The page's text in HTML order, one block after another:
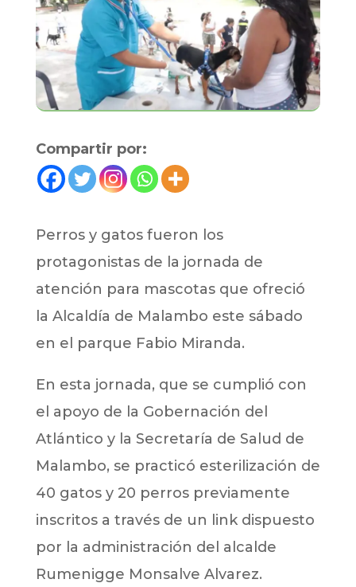
Compartir por:
Perros y gatos fueron los
protagonistas de la jornada de
atención para mascotas que ofreció
la Alcaldía de Malambo este sábado
en el parque Fabio Miranda.
En esta jornada, que se cumplió con
el apoyo de la Gobernación del
Atlántico y la Secretaría de Salud de
Malambo, se practicó esterilización de
40 gatos y 20 perros previamente
inscritos a través de un link dispuesto
por la administración del alcalde
Rumenigge Monsalve Alvarez.